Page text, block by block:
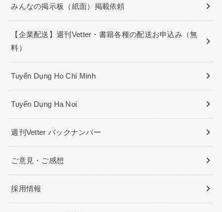
みんなの掲示板（紙面）掲載依頼
【企業配送】週刊Vetter・書籍各種の配送お申込み（無
料）
Tuyển Dụng Ho Chi Minh
Tuyển Dụng Ha Noi
週刊Vetter バックナンバー
ご意見・ご感想
採用情報